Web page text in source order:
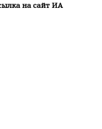
на сайт ИА